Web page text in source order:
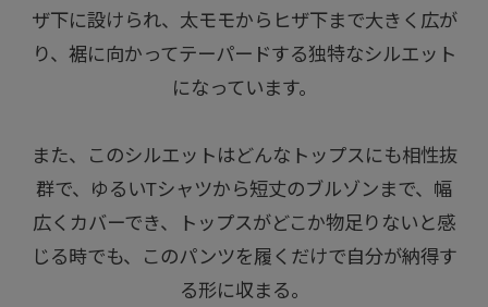
ザ下に設けられ、太モモからヒザ下まで大きく広が
り、裾に向かってテーパードする独特なシルエット
になっています。
また、このシルエットはどんなトップスにも相性抜
群で、ゆるいTシャツから短丈のブルゾンまで、幅
広くカバーでき、トップスがどこか物足りないと感
じる時でも、このパンツを履くだけで自分が納得す
る形に収まる。